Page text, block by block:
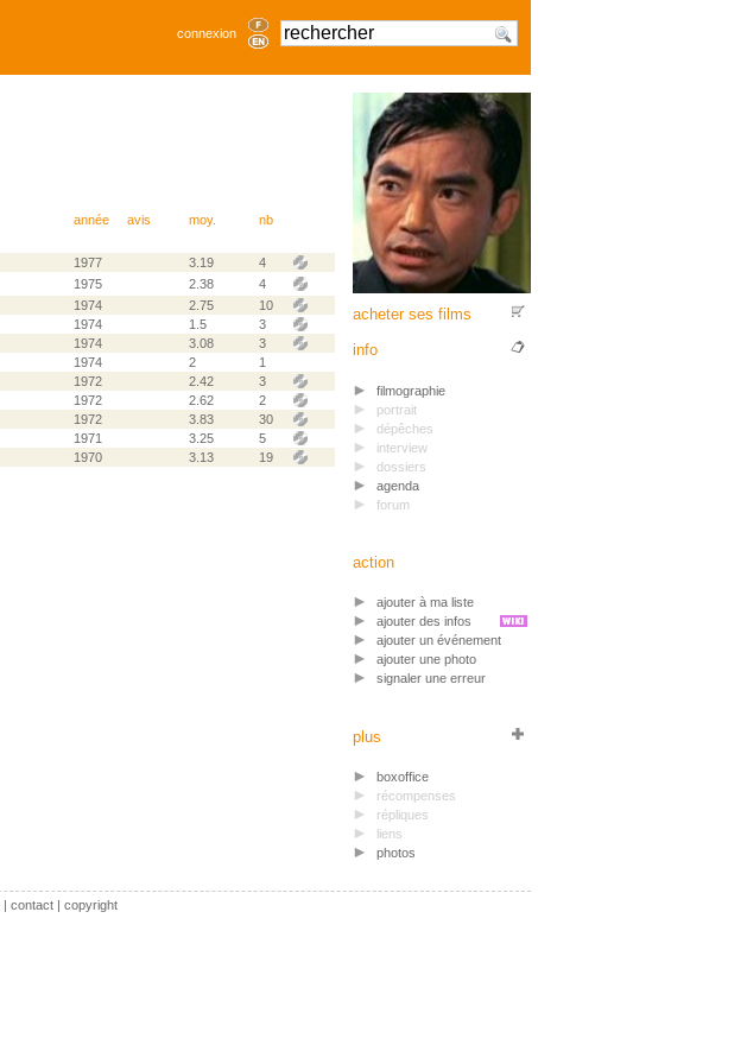
connexion
année avis moy. nb
1977 3.19
4
1975 2.38
4
1974 2.75
10
1974 1.5
3
1974 3.08
3
1974 2
1
1972 2.42
3
1972 2.62
2
1972 3.83
30
1971 3.25
5
1970 3.13 19
acheter ses films
info
filmographie
portrait
dépêches
interview
dossiers
agenda
forum
action
ajouter à ma liste
ajouter des infos
ajouter un événement
ajouter une photo
signaler une erreur
plus
boxoffice
récompenses
répliques
liens
photos
| contact| copyright